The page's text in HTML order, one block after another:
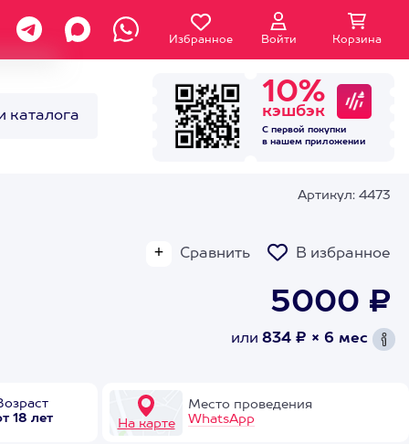
Избранное Войти Корзина
каталога
10%
кэшбэк
С первой покупки
в нашем приложении
Артикул: 4473
Сравнить В избранное
5000 ₽
или 834 ₽ × 6 мес
18 лет
На карте
Место проведения
WhatsApp